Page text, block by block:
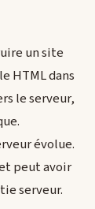
un site
HTML dans
le serveur,
évolue.
peut avoir
serveur.